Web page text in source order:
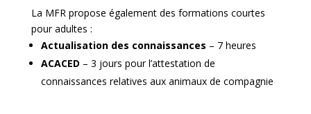
La MFR propose également des formations courtes
pour adultes :
Actualisation des connaissances – 7 heures
ACACED – 3 jours pour l’attestation de
connaissances relatives aux animaux de compagnie